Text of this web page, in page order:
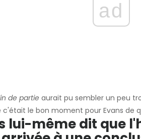
ad
de partie aurait pu sembler un peu
c'était le bon moment pour Evans de
lui-même dit que